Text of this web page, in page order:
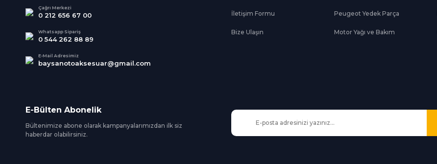
Gönder
Çağrı Merkezi
0 212 656 67 00
Whatsapp Sipariş
0 544 262 88 89
E-Mail Adresimiz
baysanotoaksesuar@gmail.com
İletişim Formu
Bize Ulaşın
Peugeot Yedek Parça
Motor Yağı ve Bakım
E-Bülten Abonelik
Bültenimize abone olarak kampanyalarımızdan ilk siz
haberdar olabilirsiniz.